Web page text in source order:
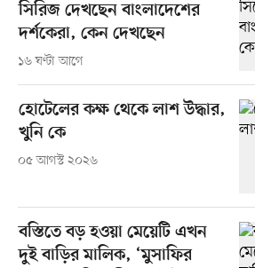
সিরিজ দেখছেন বাংলাদেশের
দর্শকেরা, কেন দেখছেন
১৬ ঘণ্টা আগে
হোটেলের কক্ষ থেকে লাশ উদ্ধার,
খুনি কে
০৫ আগস্ট ২০২৬
বস্তিতে বড় হওয়া মেয়েটি এখন
দুই বাড়ির মালিক, ‘মুসাফির